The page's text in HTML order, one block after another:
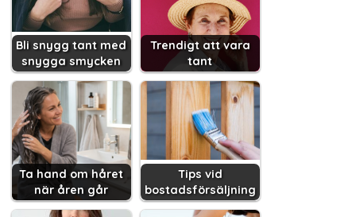
Bli snygg tant med
snygga smycken
Trendigt att vara
tant
Ta hand om håret
när åren går
Tips vid
bostadsförsäljning